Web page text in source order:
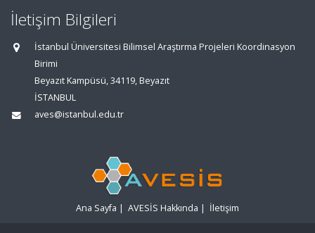
İletişim Bilgileri
İstanbul Üniversitesi Bilimsel Araştırma Projeleri Koordinasyon
Birimi
Beyazıt Kampüsü, 34119, Beyazıt
İSTANBUL
aves@istanbul.edu.tr
Ana Sayfa | AVESİS Hakkında | İletişim